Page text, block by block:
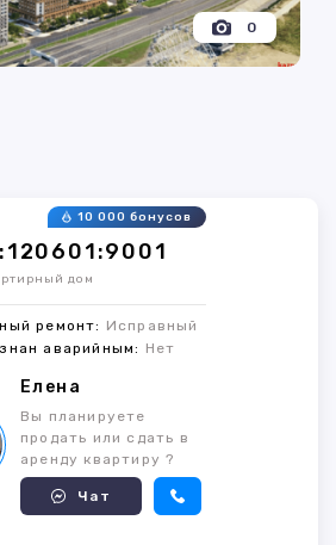
0
10 000 бонусов
дом
ремонт: Исправный
аварийным: Нет
Елена
Вы планируете
продать или сдать в
аренду квартиру ?
Чат